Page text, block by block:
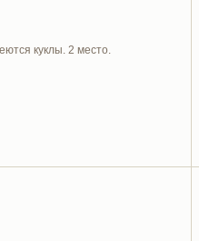
куклы. 2 место.